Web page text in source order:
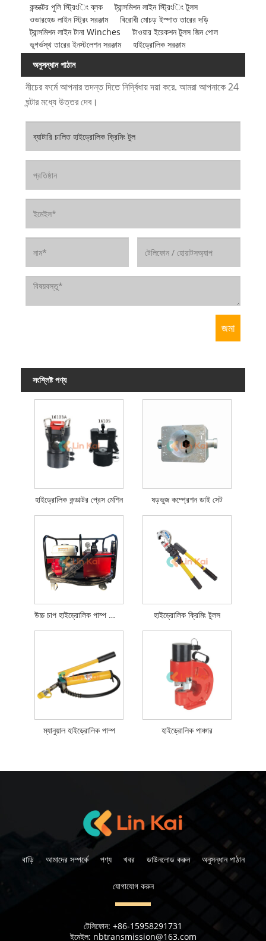
কন্ডাক্টর পুলি স্ট্রিংিং ব্লক
ট্রান্সমিশন লাইন স্ট্রিংিং টুলস
ওভারহেড লাইন স্ট্রিং সরঞ্জাম
বিরোধী মোচড় ইস্পাত তারের দড়ি
ট্রান্সমিশন লাইন টানা Winches
টাওয়ার ইরেকশন টুলস জিন পোল
ভূগর্ভস্থ তারের ইনস্টলেশন সরঞ্জাম
হাইড্রোলিক সরঞ্জাম
অনুসন্ধান পাঠান
নীচের ফর্মে আপনার তদন্ত দিতে নির্দ্বিধায় দয়া করে. আমরা আপনাকে 24
ঘন্টার মধ্যে উত্তর দেব।
সংশ্লিষ্ট পণ্য
হাইড্রোলিক কন্ডাক্টর প্রেস মেশিন ষড়ভুজ কম্প্রেশন ডাই সেট
উচ্চ চাপ হাইড্রোলিক পাম্প স্টেশন হাইড্রোলিক ক্রিমিং টুলস
ম্যানুয়াল হাইড্রোলিক পাম্প হাইড্রোলিক পাঞ্চার
বাড়ি আমাদের সম্পর্কে পণ্য খবর ডাউনলোড করুন অনুসন্ধান পাঠান
যোগাযোগ করুন
টেলিফোন: +86-15958291731
ইমেইল: nbtransmission@163.com